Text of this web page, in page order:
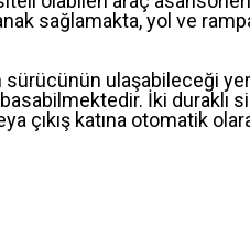
sağlamakta, yol ve
sürücünün ulaşabileceği
İki
çıkış katına otomatik